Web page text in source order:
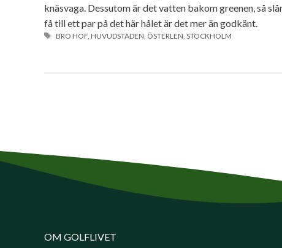
knäsvaga. Dessutom är det vatten bakom greenen, så
få till ett par på det här hålet är det mer än godkänt.
ETIKETTER
BRO HOF ,HUVUDSTADEN ÖSTERLEN ,STOCKHOLM
OM GOLFLIVET